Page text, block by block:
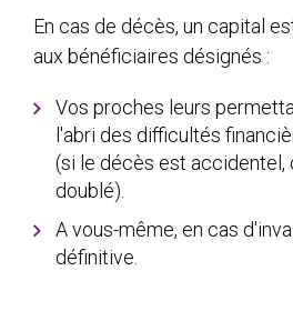
En cas de décès, un capital
aux bénéficiaires désignés :
Vos proches leurs
l'abri des difficultés
(si le décès est accidentel,
doublé).
A vous-même, en cas
définitive.